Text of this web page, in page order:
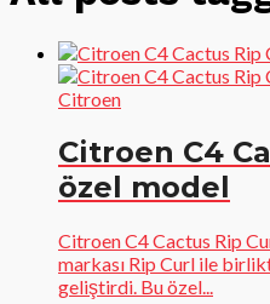
Citroen
Citroen C4
özel model
Citroen C4 Cactus Rip
markası Rip Curl ile
geliştirdi. Bu özel...